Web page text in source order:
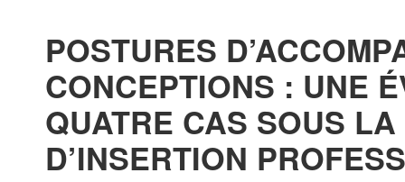
POSTURES
CONCEPTIONS : UNE
QUATRE CAS SOUS
D’INSERTION